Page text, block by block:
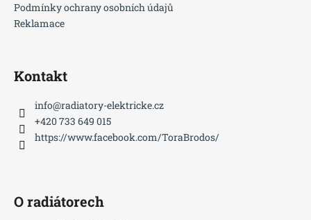
Podmínky ochrany osobních údajů
Reklamace
Kontakt
info@radiatory-elektricke.cz
+420 733 649 015
https://www.facebook.com/ToraBrodos/
O radiátorech